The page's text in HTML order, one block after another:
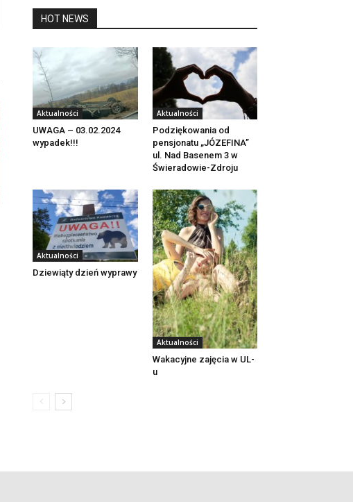
HOT NEWS
Aktualności
UWAGA – 03.02.2024
wypadek!!!
Aktualności
Podziękowania od
pensjonatu „JÓZEFINA”
ul. Nad Basenem 3 w
Świeradowie-Zdroju
Aktualności
Dziewiąty dzień wyprawy
Aktualności
Wakacyjne zajęcia w UL-
u